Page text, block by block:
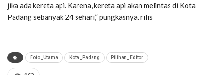
jika ada kereta api. Karena, kereta api akan melintas di Kota
Padang sebanyak 24 sehari,” pungkasnya. rilis
Foto_Utama Kota_Padang Pilihan_Editor